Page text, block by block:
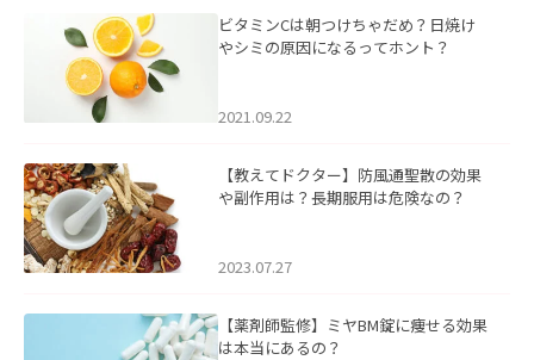
ビタミンCは朝つけちゃだめ？日焼け
やシミの原因になるってホント？
2021.09.22
【教えてドクター】防風通聖散の効果
や副作用は？長期服用は危険なの？
2023.07.27
【薬剤師監修】ミヤBM錠に痩せる効果
は本当にあるの？